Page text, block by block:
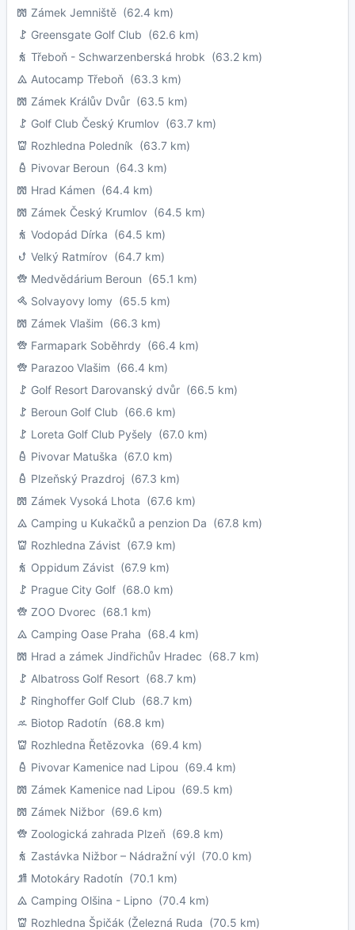
Zámek Jemniště (62.4 km)
Greensgate Golf Club (62.6 km)
Třeboň - Schwarzenberská hrobk (63.2 km)
Autocamp Třeboň (63.3 km)
Zámek Králův Dvůr (63.5 km)
Golf Club Český Krumlov (63.7 km)
Rozhledna Poledník (63.7 km)
Pivovar Beroun (64.3 km)
Hrad Kámen (64.4 km)
Zámek Český Krumlov (64.5 km)
Vodopád Dírka (64.5 km)
Velký Ratmírov (64.7 km)
Medvědárium Beroun (65.1 km)
Solvayovy lomy (65.5 km)
Zámek Vlašim (66.3 km)
Farmapark Soběhrdy (66.4 km)
Parazoo Vlašim (66.4 km)
Golf Resort Darovanský dvůr (66.5 km)
Beroun Golf Club (66.6 km)
Loreta Golf Club Pyšely (67.0 km)
Pivovar Matuška (67.0 km)
Plzeňský Prazdroj (67.3 km)
Zámek Vysoká Lhota (67.6 km)
Camping u Kukačků a penzion Da (67.8 km)
Rozhledna Závist (67.9 km)
Oppidum Závist (67.9 km)
Prague City Golf (68.0 km)
ZOO Dvorec (68.1 km)
Camping Oase Praha (68.4 km)
Hrad a zámek Jindřichův Hradec (68.7 km)
Albatross Golf Resort (68.7 km)
Ringhoffer Golf Club (68.7 km)
Biotop Radotín (68.8 km)
Rozhledna Řetězovka (69.4 km)
Pivovar Kamenice nad Lipou (69.4 km)
Zámek Kamenice nad Lipou (69.5 km)
Zámek Nižbor (69.6 km)
Zoologická zahrada Plzeň (69.8 km)
Zastávka Nižbor – Nádražní výl (70.0 km)
Motokáry Radotín (70.1 km)
Camping Olšina - Lipno (70.4 km)
Rozhledna Špičák (Železná Ruda (70.5 km)